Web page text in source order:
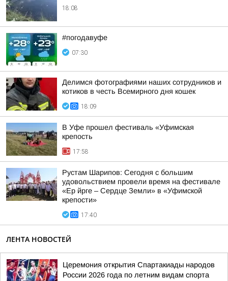
18:08
#погодавуфе
07:30
Делимся фотографиями наших сотрудников и
котиков в честь Всемирного дня кошек
18:09
В Уфе прошел фестиваль «Уфимская
крепость
17:58
Рустам Шарипов: Сегодня с большим
удовольствием провели время на фестивале
«Ер йрге – Сердце Земли» в «Уфимской
крепости»
17:40
ЛЕНТА НОВОСТЕЙ
Церемония открытия Спартакиады народов
России 2026 года по летним видам спорта